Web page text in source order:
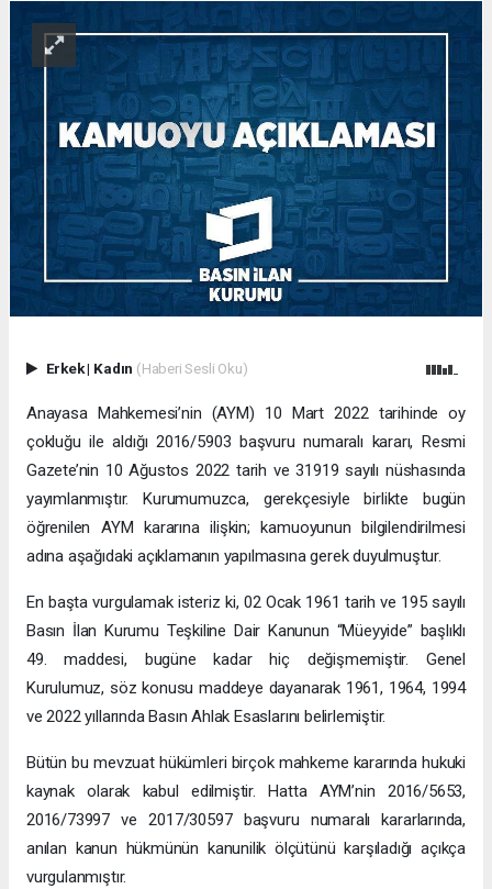
Erkek| Kadın (Haberi Sesli Oku)
Anayasa Mahkemesi’nin (AYM) 10 Mart 2022 tarihinde oy
çokluğu ile aldığı 2016/5903 başvuru numaralı kararı, Resmi
Gazete’nin 10 Ağustos 2022 tarih ve 31919 sayılı nüshasında
yayımlanmıştır. Kurumumuzca, gerekçesiyle birlikte bugün
öğrenilen AYM kararına ilişkin; kamuoyunun bilgilendirilmesi
adına aşağıdaki açıklamanın yapılmasına gerek duyulmuştur.
En başta vurgulamak isteriz ki, 02 Ocak 1961 tarih ve 195 sayılı
Basın İlan Kurumu Teşkiline Dair Kanunun “Müeyyide” başlıklı
49. maddesi, bugüne kadar hiç değişmemiştir. Genel
Kurulumuz, söz konusu maddeye dayanarak 1961, 1964, 1994
ve 2022 yıllarında Basın Ahlak Esaslarını belirlemiştir.
Bütün bu mevzuat hükümleri birçok mahkeme kararında hukuki
kaynak olarak kabul edilmiştir. Hatta AYM’nin 2016/5653,
2016/73997 ve 2017/30597 başvuru numaralı kararlarında,
anılan kanun hükmünün kanunilik ölçütünü karşıladığı açıkça
vurgulanmıştır.